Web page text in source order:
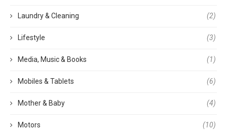
Laundry & Cleaning (2)
Lifestyle (3)
Media, Music & Books (1)
Mobiles & Tablets (6)
Mother & Baby (4)
Motors (10)